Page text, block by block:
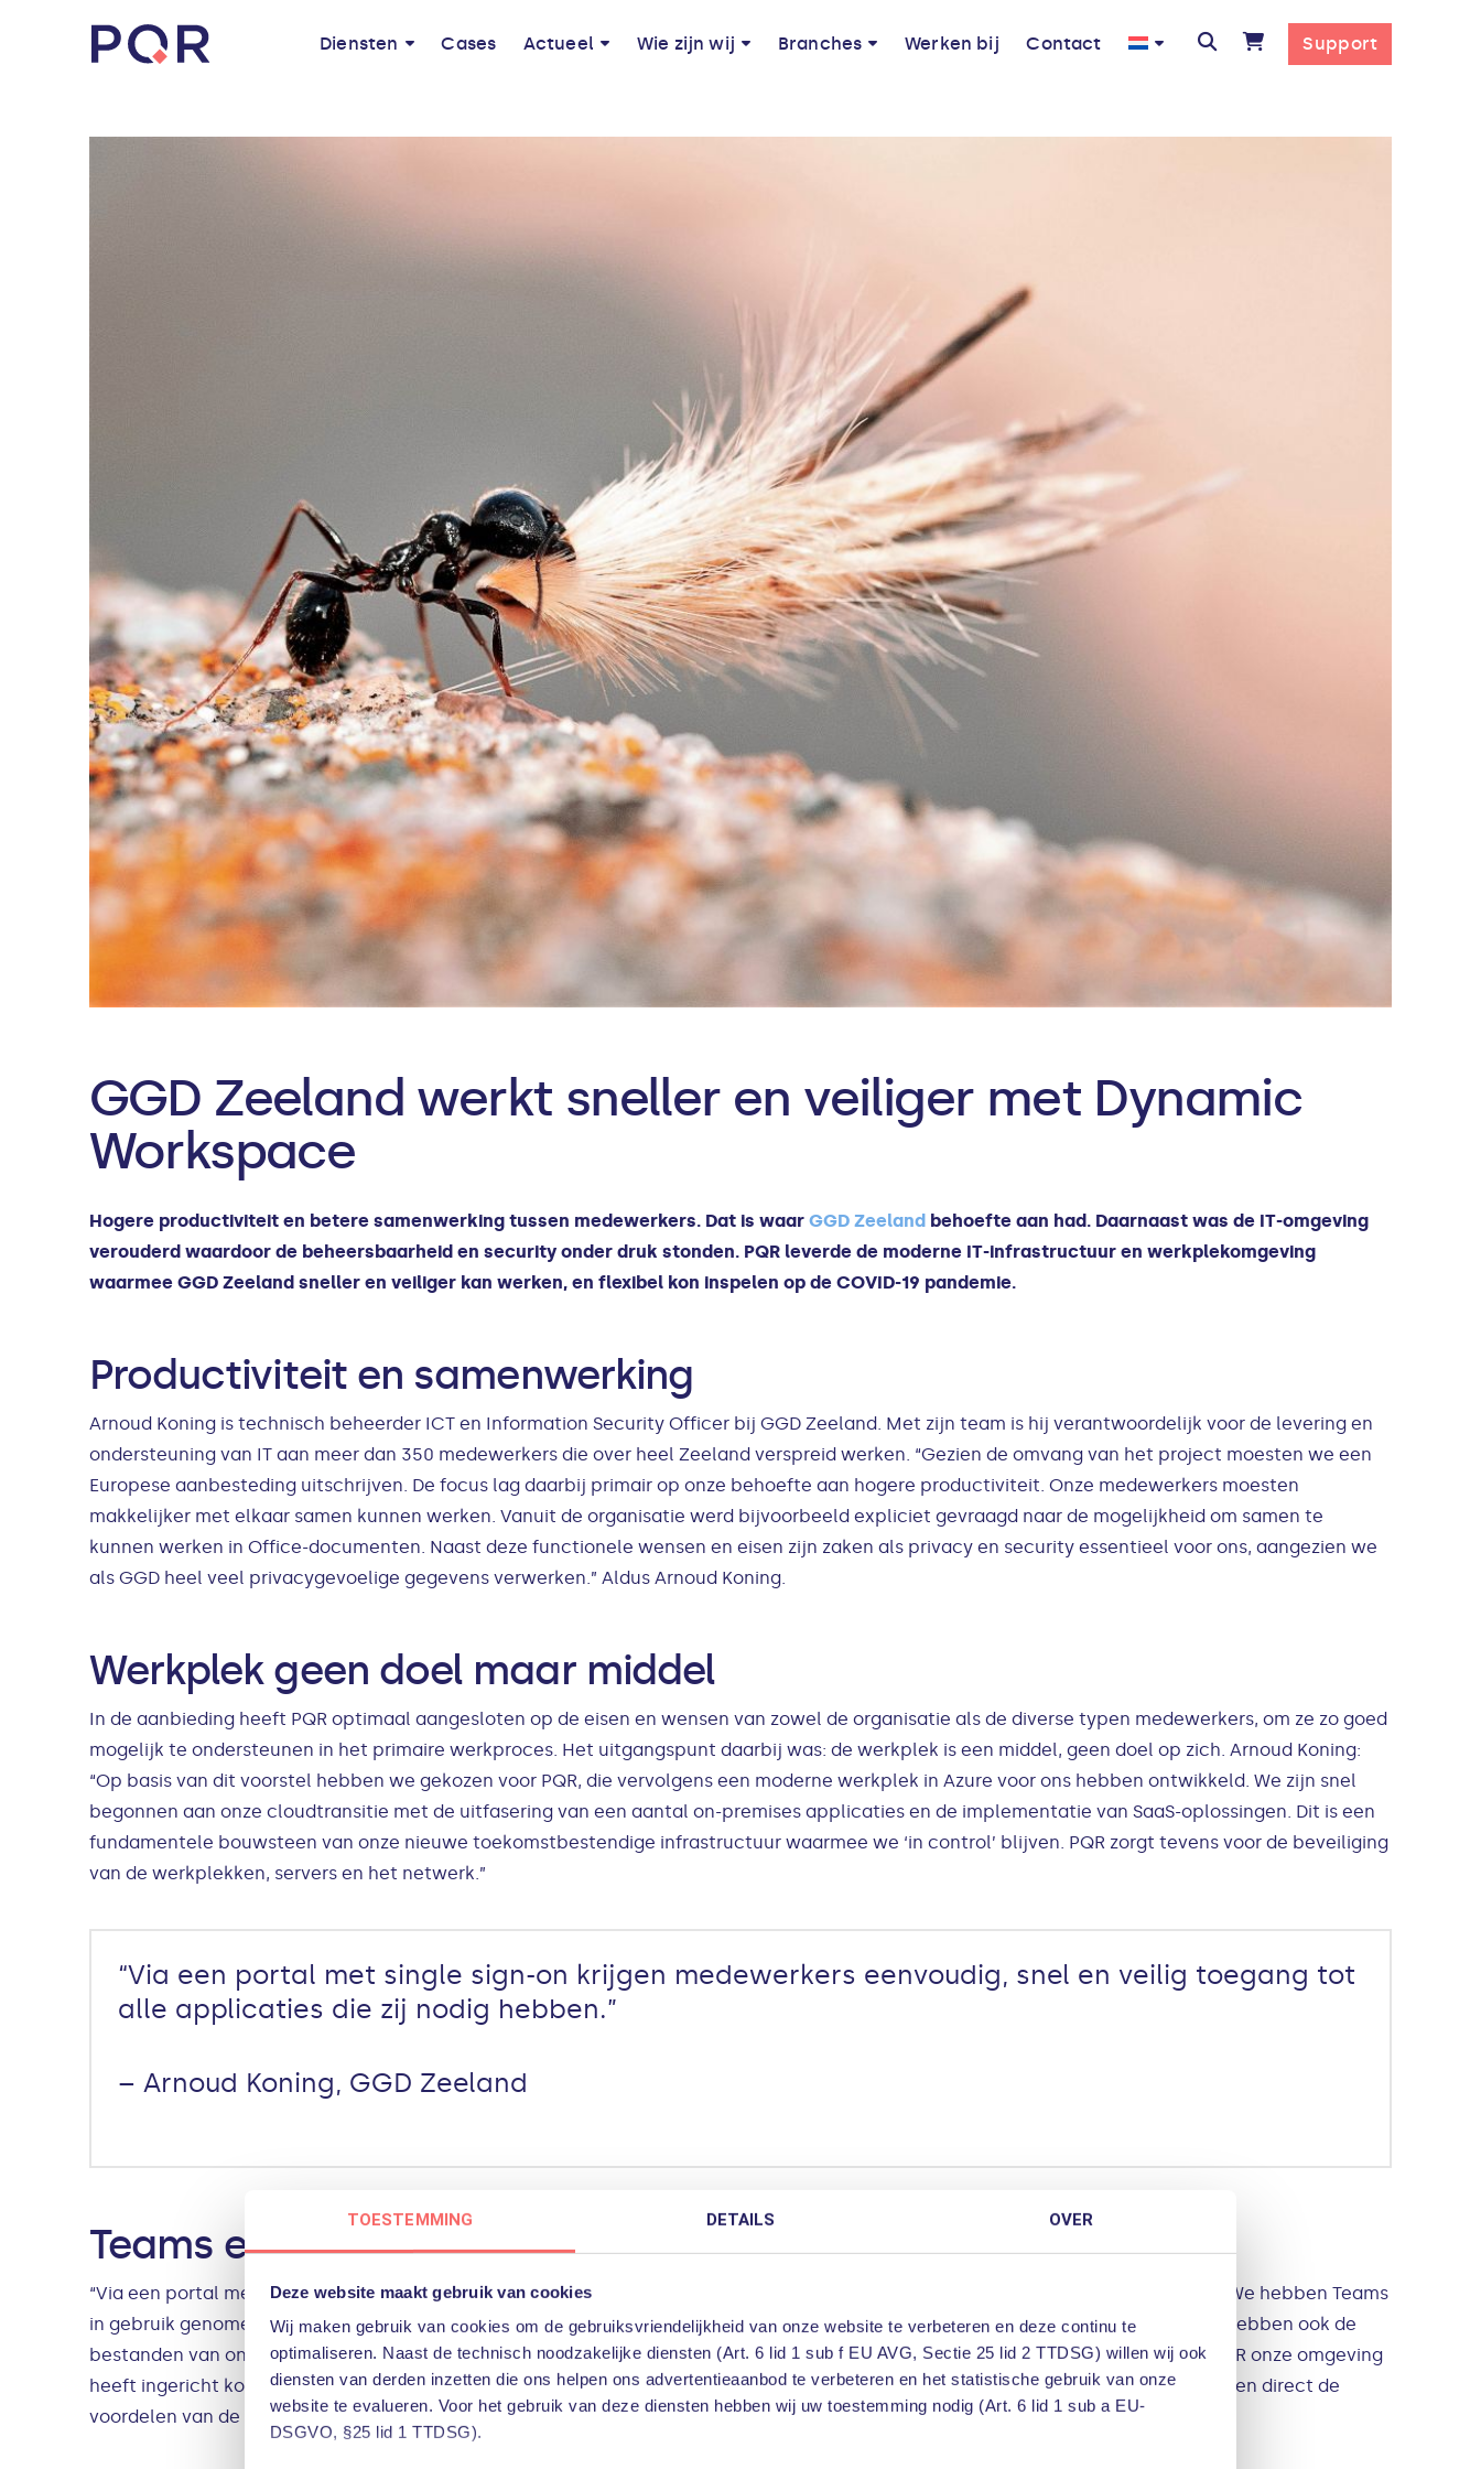
TOESTEMMING DETAILS OVER
Deze website maakt gebruik van cookies
Wij maken gebruik van cookies om de gebruiksvriendelijkheid van onze website te verbeteren en deze continu te
optimaliseren. Naast de technisch noodzakelijke diensten (Art. 6 lid 1 sub f EU AVG, Sectie 25 lid 2 TTDSG) willen wij ook
diensten van derden inzetten die ons helpen ons advertentieaanbod te verbeteren en het statistische gebruik van onze
website te evalueren. Voor het gebruik van deze diensten hebben wij uw toestemming nodig (Art. 6 lid 1 sub a EU-
DSGVO, §25 lid 1 TTDSG).
Diensten Cases Actueel Wie zijn wij Branches Werken bij Contact Support
GGD Zeeland werkt sneller en veiliger met Dynamic
Workspace
Hogere productiviteit en betere samenwerking tussen medewerkers. Dat is waar GGD Zeelandbehoefte aan had. Daarnaast was de IT-omgeving
verouderd waardoor de beheersbaarheid en security onder druk stonden. PQR leverde de moderne IT-infrastructuur en werkplekomgeving
waarmee GGD Zeeland sneller en veiliger kan werken, en flexibel kon inspelen op de COVID-19 pandemie.
Productiviteit en samenwerking
Arnoud Koning is technisch beheerder ICT en Information Security Officer bij GGD Zeeland. Met zijn team is hij verantwoordelijk voor de levering en
ondersteuning van IT aan meer dan 350 medewerkers die over heel Zeeland verspreid werken. “Gezien de omvang van het project moesten we een
Europese aanbesteding uitschrijven. De focus lag daarbij primair op onze behoefte aan hogere productiviteit. Onze medewerkers moesten
makkelijker met elkaar samen kunnen werken. Vanuit de organisatie werd bijvoorbeeld expliciet gevraagd naar de mogelijkheid om samen te
kunnen werken in Office-documenten. Naast deze functionele wensen en eisen zijn zaken als privacy en security essentieel voor ons, aangezien we
als GGD heel veel privacygevoelige gegevens verwerken.” Aldus Arnoud Koning.
Werkplek geen doel maar middel
In de aanbieding heeft PQR optimaal aangesloten op de eisen en wensen van zowel de organisatie als de diverse typen medewerkers, om ze zo goed
mogelijk te ondersteunen in het primaire werkproces. Het uitgangspunt daarbij was: de werkplek is een middel, geen doel op zich. Arnoud Koning:
“Op basis van dit voorstel hebben we gekozen voor PQR, die vervolgens een moderne werkplek in Azure voor ons hebben ontwikkeld. We zijn snel
begonnen aan onze cloudtransitie met de uitfasering van een aantal on-premises applicaties en de implementatie van SaaS-oplossingen. Dit is een
fundamentele bouwsteen van onze nieuwe toekomstbestendige infrastructuur waarmee we ‘in control’ blijven. PQR zorgt tevens voor de beveiliging
van de werkplekken, servers en het netwerk.”
“Via een portal met single sign-on krijgen medewerkers eenvoudig, snel en veilig toegang tot
alle applicaties die zij nodig hebben.”
– Arnoud Koning, GGD Zeeland
Teams en SharePoint
“Via een portal met single sign-on krijgen medewerkers eenvoudig, snel en veilig toegang tot alle applicaties die zij nodig hebben. We hebben Teams
in gebruik genomen voor digitale meetings, wat een grote vooruitgang is: in de oude situatie konden we niet eens videobellen. We hebben ook de
bestanden van onze oude fileserver gemigreerd naar SharePoint, wat als basis onder ons intranet draait. Door de manier waarop PQR onze omgeving
heeft ingericht konden we ons bestaande intranet blijven gebruiken maar toch profiteren van de voordelen van SharePoint. We zagen direct de
voordelen van de nieuwe omgeving bij onze thuiswerkers die veel productiever werden.”